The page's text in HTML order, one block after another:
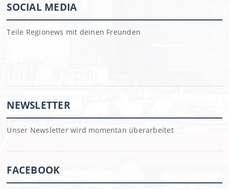
SOCIAL MEDIA
Teile Regionews mit deinen Freunden
NEWSLETTER
Unser Newsletter wird momentan überarbeitet
FACEBOOK